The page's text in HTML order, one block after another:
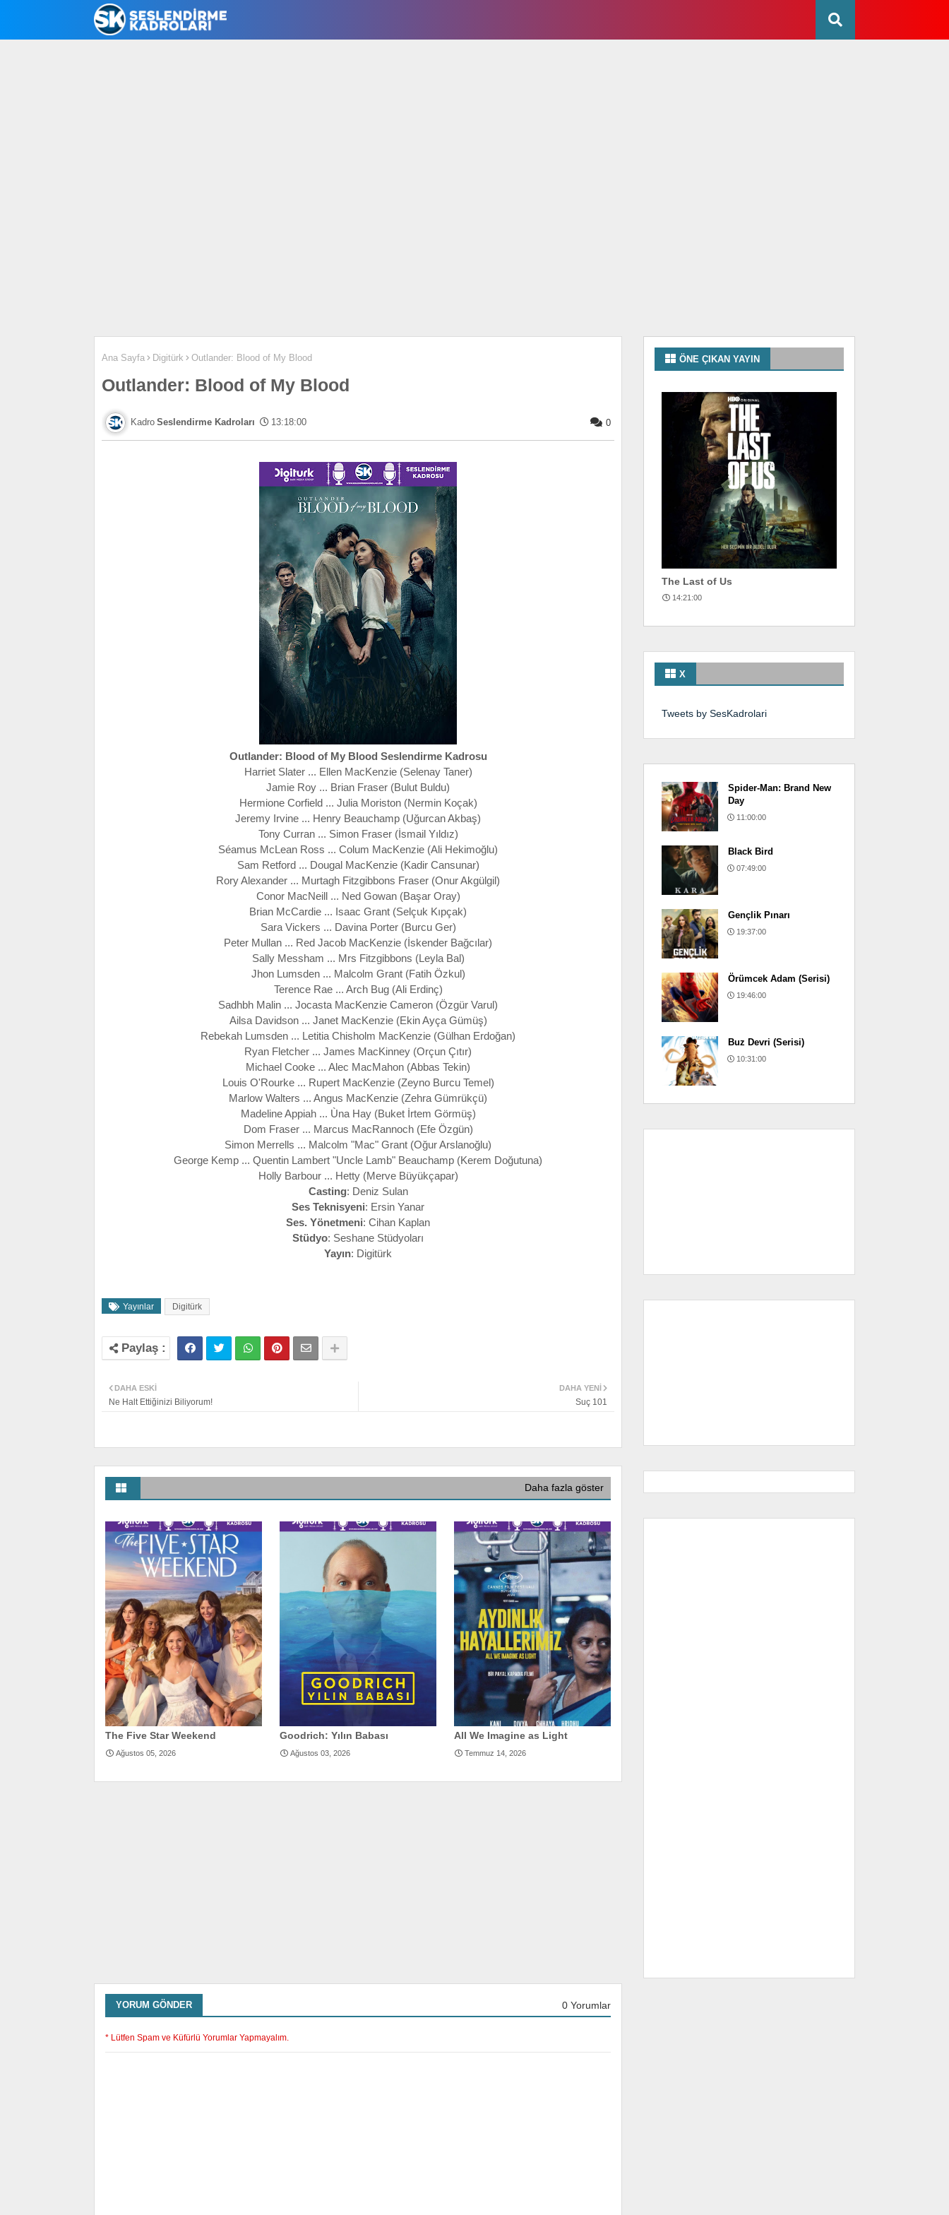
Ana Sayfa Digitürk Outlander: Blood of My Blood
Outlander: Blood of My Blood
Seslendirme Kadroları 13:18:00 0
Outlander: Blood of My Blood Seslendirme Kadrosu
Harriet Slater ... Ellen MacKenzie (Selenay Taner)
Jamie Roy ... Brian Fraser (Bulut Buldu)
Hermione Corfield ... Julia Moriston (Nermin Koçak)
Jeremy Irvine ... Henry Beauchamp (Uğurcan Akbaş)
Tony Curran ... Simon Fraser (İsmail Yıldız)
Séamus McLean Ross ... Colum MacKenzie (Ali Hekimoğlu)
Sam Retford ... Dougal MacKenzie (Kadir Cansunar)
Rory Alexander ... Murtagh Fitzgibbons Fraser (Onur Akgülgil)
Conor MacNeill ... Ned Gowan (Başar Oray)
Brian McCardie ... Isaac Grant (Selçuk Kıpçak)
Sara Vickers ... Davina Porter (Burcu Ger)
Peter Mullan ... Red Jacob MacKenzie (İskender Bağcılar)
Sally Messham ... Mrs Fitzgibbons (Leyla Bal)
Jhon Lumsden ... Malcolm Grant (Fatih Özkul)
Terence Rae ... Arch Bug (Ali Erdinç)
Sadhbh Malin ... Jocasta MacKenzie Cameron (Özgür Varul)
Ailsa Davidson ... Janet MacKenzie (Ekin Ayça Gümüş)
Rebekah Lumsden ... Letitia Chisholm MacKenzie (Gülhan Erdoğan)
Ryan Fletcher ... James MacKinney (Orçun Çıtır)
Michael Cooke ... Alec MacMahon (Abbas Tekin)
Louis O'Rourke ... Rupert MacKenzie (Zeyno Burcu Temel)
Marlow Walters ... Angus MacKenzie (Zehra Gümrükçü)
Madeline Appiah ... Ùna Hay (Buket İrtem Görmüş)
Dom Fraser ... Marcus MacRannoch (Efe Özgün)
Simon Merrells ... Malcolm "Mac" Grant (Oğur Arslanoğlu)
George Kemp ... Quentin Lambert "Uncle Lamb" Beauchamp (Kerem Doğutuna)
Holly Barbour ... Hetty (Merve Büyükçapar)
Casting: Deniz Sulan
Ses Teknisyeni: Ersin Yanar
Ses. Yönetmeni: Cihan Kaplan
Stüdyo: Seshane Stüdyoları
Yayın: Digitürk
Yayınlar Digitürk
DAHA YENI
Suç 101
DAHA ESKI
Ne Halt Ettiğinizi Biliyorum!
Daha fazla göster
The Five Star Weekend
Ağustos 05, 2026
Goodrich: Yılın Babası
Ağustos 03, 2026
All We Imagine as Light
Temmuz 14, 2026
YORUM GÖNDER 0 Yorumlar
* Lütfen Spam ve Küfürlü Yorumlar Yapmayalım.
ÖNE ÇIKAN YAYIN
The Last of Us
14:21:00
X
Tweets by SesKadrolari
Spider-Man: Brand New
Day
11:00:00
Black Bird
07:49:00
Gençlik Pınarı
19:37:00
Örümcek Adam (Serisi)
19:46:00
Buz Devri (Serisi)
10:31:00